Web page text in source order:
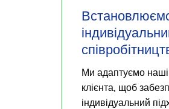
Ми адаптуємо
клієнта, щоб
індивідуальний